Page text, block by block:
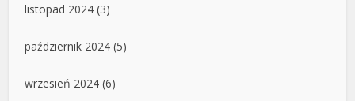
listopad 2024 (3)
październik 2024 (5)
wrzesień 2024 (6)